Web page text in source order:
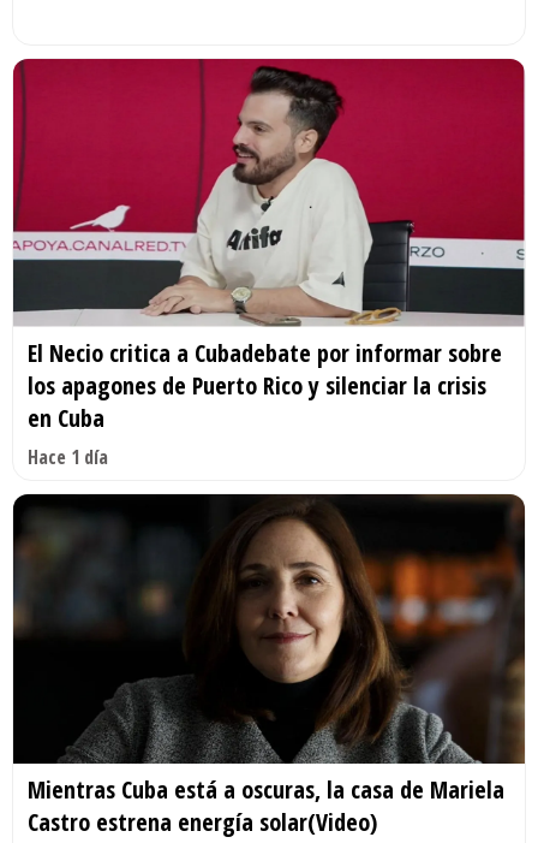
El Necio critica a Cubadebate por informar sobre
los apagones de Puerto Rico y silenciar la crisis
en Cuba
Hace 1 día
Mientras Cuba está a oscuras, la casa de Mariela
Castro estrena energía solar(Video)